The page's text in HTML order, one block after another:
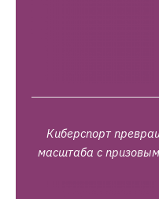
Киберспорт
масштаба с